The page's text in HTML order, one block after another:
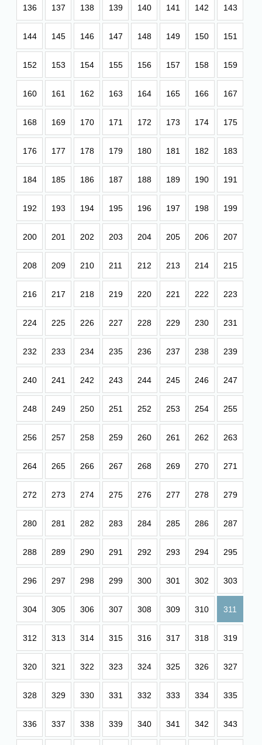
136 137 138 139 140 141 142 143
144 145 146 147 148 149 150 151
152 153 154 155 156 157 158 159
160 161 162 163 164 165 166 167
168 169 170 171 172 173 174 175
176 177 178 179 180 181 182 183
184 185 186 187 188 189 190 191
192 193 194 195 196 197 198 199
200 201 202 203 204 205 206 207
208 209 210 211 212 213 214 215
216 217 218 219 220 221 222 223
224 225 226 227 228 229 230 231
232 233 234 235 236 237 238 239
240 241 242 243 244 245 246 247
248 249 250 251 252 253 254 255
256 257 258 259 260 261 262 263
264 265 266 267 268 269 270 271
272 273 274 275 276 277 278 279
280 281 282 283 284 285 286 287
288 289 290 291 292 293 294 295
296 297 298 299 300 301 302 303
304 305 306 307 308 309 310 311
312 313 314 315 316 317 318 319
320 321 322 323 324 325 326 327
328 329 330 331 332 333 334 335
336 337 338 339 340 341 342 343